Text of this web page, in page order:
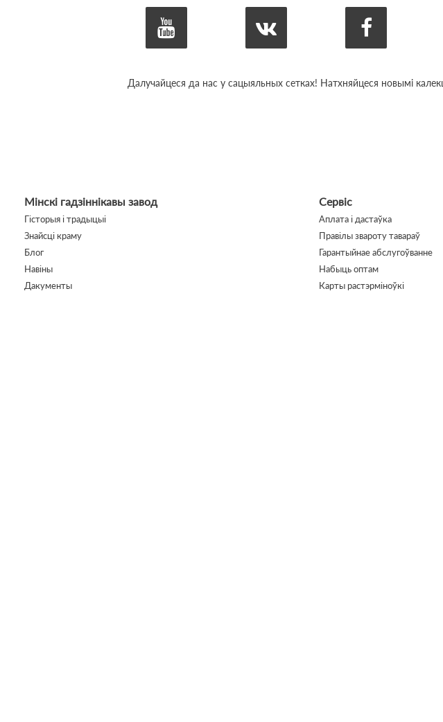
Далучайцеся да нас у сацыяльных сетках! Натхняйцеся новымі
Мінскі гадзіннікавы завод
Гісторыя і традыцыі
Знайсці краму
Блог
Навіны
Дакументы
Сервіс
Аплата і дастаўка
Правілы звароту тавараў
Гарантыйнае абслугоўванне
Набыць оптам
Карты растэрміноўкі